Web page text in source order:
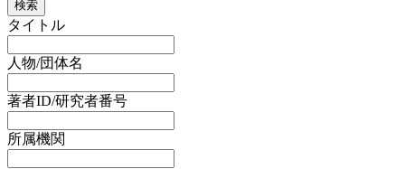
検索
タイトル
人物/団体名
著者ID/研究者番号
所属機関